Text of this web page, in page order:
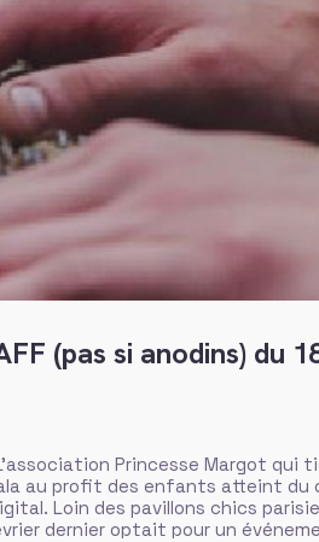
du 18
L’association Princesse Margot qui
au profit des enfants atteint du
Loin des pavillons chics
dernier optait pour un